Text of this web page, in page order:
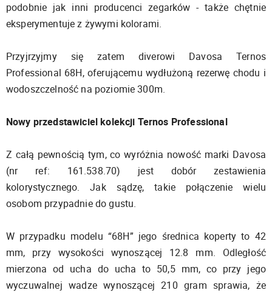
podobnie jak inni producenci zegarków - także chętnie
eksperymentuje z żywymi kolorami.
Przyjrzyjmy się zatem diverowi Davosa Ternos
Professional 68H, oferującemu wydłużoną rezerwę chodu i
wodoszczelność na poziomie 300m.
Nowy przedstawiciel kolekcji Ternos Professional
Z całą pewnością tym, co wyróżnia nowość marki Davosa
(nr ref: 161.538.70) jest dobór zestawienia
kolorystycznego. Jak sądzę, takie połączenie wielu
osobom przypadnie do gustu.
W przypadku modelu “68H” jego średnica koperty to 42
mm, przy wysokości wynoszącej 12.8 mm. Odległość
mierzona od ucha do ucha to 50,5 mm, co przy jego
wyczuwalnej wadze wynoszącej 210 gram sprawia, że